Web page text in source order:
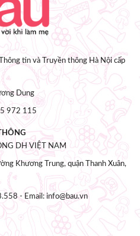
tin và Truyền thông Hà Nội cấp
Dung
972 115
DH VIỆT NAM
Khương Trung, quận Thanh Xuân,
- Email: info@bau.vn